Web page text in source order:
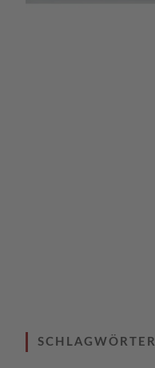
SCHLAGWÖRTER